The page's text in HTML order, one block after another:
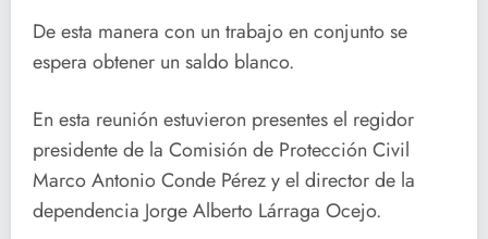
De esta manera con un trabajo en conjunto se
espera obtener un saldo blanco.
En esta reunión estuvieron presentes el regidor
presidente de la Comisión de Protección Civil
Marco Antonio Conde Pérez y el director de la
dependencia Jorge Alberto Lárraga Ocejo.